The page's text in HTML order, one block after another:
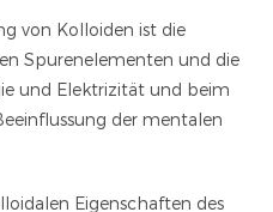
von Kolloiden ist die
Spurenelementen und die
und Elektrizität und beim
der mentalen
Eigenschaften des